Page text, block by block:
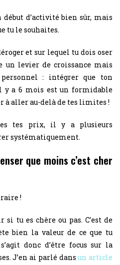
d’activité bien sûr, mais
tu le souhaites.
et sur lequel tu dois oser
un levier de croissance mais
: intégrer que ton
y a 6 mois est un formidable
à aller au-delà de tes limites !
tes prix, il y a plusieurs
systématiquement.
que moins c’est cher
!
si tu es chère ou pas. C’est de
bien la valeur de ce que tu
donc d’être focus sur la
J’en ai parlé dansun article